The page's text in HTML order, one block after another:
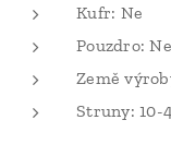
Kufr: Ne
Pouzdro: Ne
Země
Struny: 10-